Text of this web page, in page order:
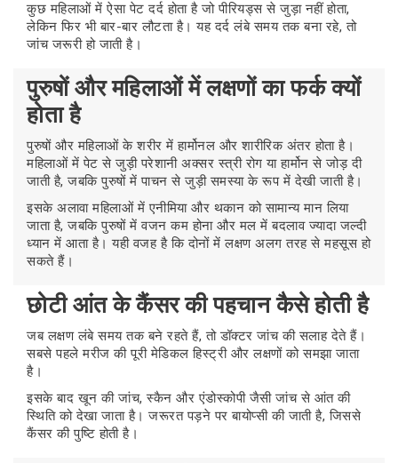
कुछ महिलाओं में ऐसा पेट दर्द होता है जो पीरियड्स से जुड़ा नहीं होता,
लेकिन फिर भी बार-बार लौटता है। यह दर्द लंबे समय तक बना रहे, तो
जांच जरूरी हो जाती है।
पुरुषों और महिलाओं में लक्षणों का फर्क क्यों
होता है
पुरुषों और महिलाओं के शरीर में हार्मोनल और शारीरिक अंतर होता है।
महिलाओं में पेट से जुड़ी परेशानी अक्सर स्त्री रोग या हार्मोन से जोड़ दी
जाती है, जबकि पुरुषों में पाचन से जुड़ी समस्या के रूप में देखी जाती है।
इसके अलावा महिलाओं में एनीमिया और थकान को सामान्य मान लिया
जाता है, जबकि पुरुषों में वजन कम होना और मल में बदलाव ज्यादा जल्दी
ध्यान में आता है। यही वजह है कि दोनों में लक्षण अलग तरह से महसूस हो
सकते हैं।
छोटी आंत के कैंसर की पहचान कैसे होती है
जब लक्षण लंबे समय तक बने रहते हैं, तो डॉक्टर जांच की सलाह देते हैं।
सबसे पहले मरीज की पूरी मेडिकल हिस्ट्री और लक्षणों को समझा जाता
है।
इसके बाद खून की जांच, स्कैन और एंडोस्कोपी जैसी जांच से आंत की
स्थिति को देखा जाता है। जरूरत पड़ने पर बायोप्सी की जाती है, जिससे
कैंसर की पुष्टि होती है।